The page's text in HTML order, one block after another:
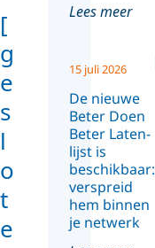
[
g
e
s
l
o
t
e
Lees meer
De nieuwe
Beter Doen
Beter Laten-
lijst is
beschikbaar:
verspreid
hem binnen
je netwerk
15 juli 2026